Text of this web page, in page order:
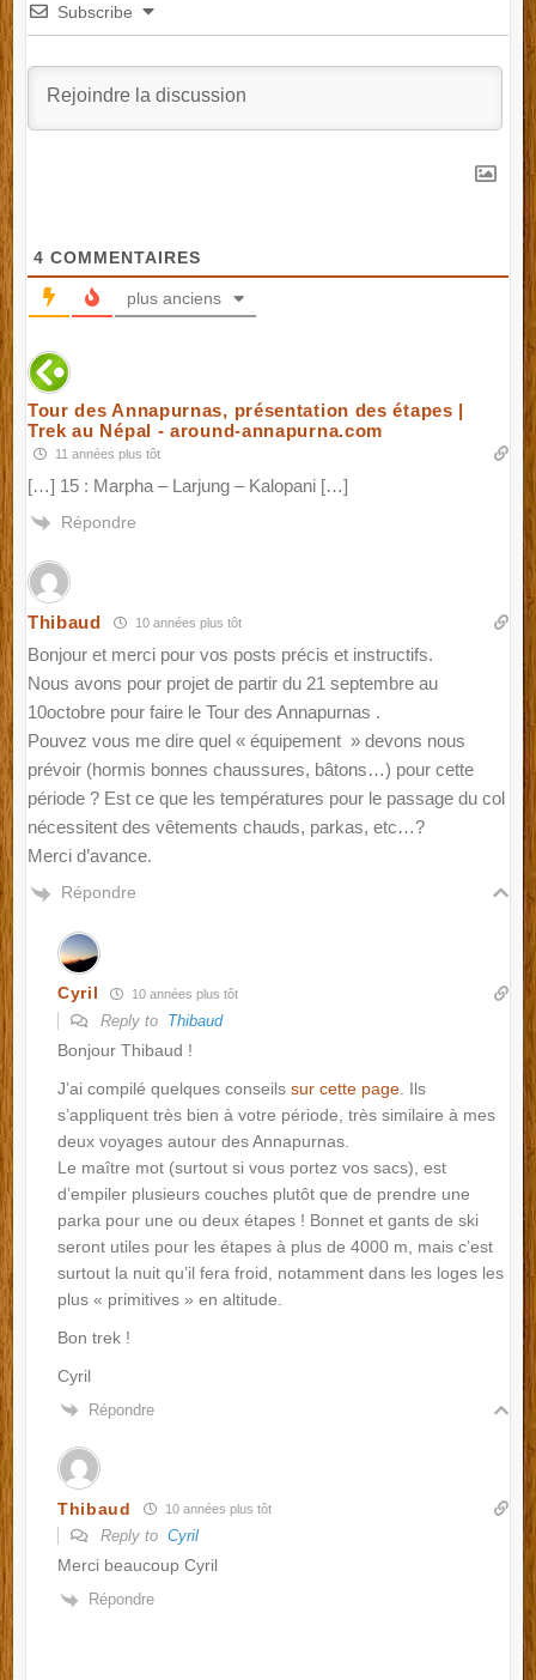
Subscribe
4 COMMENTAIRES
plus anciens
Tour des Annapurnas, présentation des étapes |
Trek au Népal - around-annapurna.com
11 années plus tôt
[…] 15 : Marpha – Larjung – Kalopani […]
Répondre
Thibaud 10 années plus tôt
Bonjour et merci pour vos posts précis et instructifs.
Nous avons pour projet de partir du 21 septembre au
10octobre pour faire le Tour des Annapurnas .
Pouvez vous me dire quel « équipement » devons nous
prévoir (hormis bonnes chaussures, bâtons…) pour cette
période ? Est ce que les températures pour le passage du col
nécessitent des vêtements chauds, parkas, etc…?
Merci d’avance.
Répondre
Cyril 10 années plus tôt
Reply to Thibaud
Bonjour Thibaud !
J’ai compilé quelques conseils sur cette page. Ils
s’appliquent très bien à votre période, très similaire à mes
deux voyages autour des Annapurnas.
Le maître mot (surtout si vous portez vos sacs), est
d’empiler plusieurs couches plutôt que de prendre une
parka pour une ou deux étapes ! Bonnet et gants de ski
seront utiles pour les étapes à plus de 4000 m, mais c’est
surtout la nuit qu’il fera froid, notamment dans les loges les
plus « primitives » en altitude.
Bon trek !
Cyril
Répondre
Thibaud 10 années plus tôt
Reply to Cyril
Merci beaucoup Cyril
Répondre